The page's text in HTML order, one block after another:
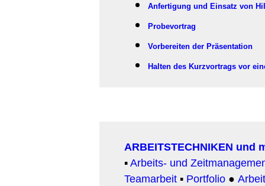
Anfertigung und Einsatz von
Probevortrag
Vorbereiten der Präsentation
Halten des Kurzvortrags vor
ARBEITSTECHNIKEN und
▪Arbeits- und
Teamarbeit ▪ Portfolio ●